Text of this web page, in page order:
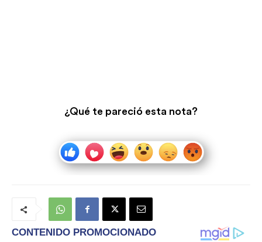
¿Qué te pareció esta nota?